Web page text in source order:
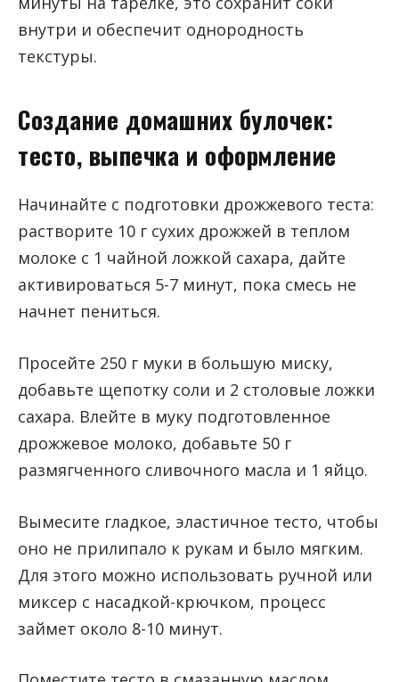
внутри и обеспечит однородность
текстуры.
Создание домашних булочек:
тесто, выпечка и оформление
Начинайте с подготовки дрожжевого теста:
растворите 10 г сухих дрожжей в теплом
молоке с 1 чайной ложкой сахара, дайте
активироваться 5-7 минут, пока смесь не
начнет пениться.
Просейте 250 г муки в большую миску,
добавьте щепотку соли и 2 столовые ложки
сахара. Влейте в муку подготовленное
дрожжевое молоко, добавьте 50 г
размягченного сливочного масла и 1 яйцо.
Вымесите гладкое, эластичное тесто, чтобы
оно не прилипало к рукам и было мягким.
Для этого можно использовать ручной или
миксер с насадкой-крючком, процесс
займет около 8-10 минут.